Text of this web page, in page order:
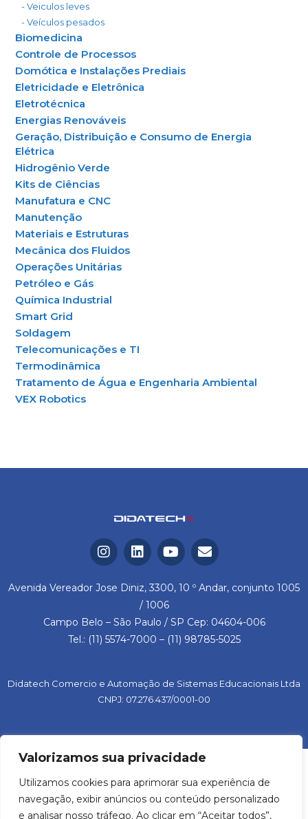
Valorizamos sua privacidade
Utilizamos cookies para aprimorar sua experiência de
navegação, exibir anúncios ou conteúdo personalizado
e analisar nosso tráfego. Ao clicar em “Aceitar todos”,
- Veiculos leves
- Veículos pesados
Biomedicina
Controle de Processos
Domótica e Instalações Prediais
Eletricidade e Eletrônica
Eletrotécnica
Energias Renováveis
Geração, Distribuição e Consumo de Energia
Elétrica
Hidrogênio Verde
Kits de Ciências
Manufatura e CNC
Manutenção
Materiais e Estruturas
Mecânica dos Fluidos
Operações Unitárias
Petróleo e Gás
Química Industrial
Smart Grid
Soldagem
Telecomunicações e TI
Termodinâmica
Tratamento de Água e Engenharia Ambiental
VEX Robotics
Avenida Vereador Jose Diniz, 3300, 10 º Andar, conjunto 1005
/ 1006
Campo Belo – São Paulo / SP Cep: 04604-006
Tel.: (11) 5574-7000 – (11) 98785-5025
Didatech Comercio e Automação de Sistemas Educacionais Ltda
CNPJ: 07.276.437/0001-00